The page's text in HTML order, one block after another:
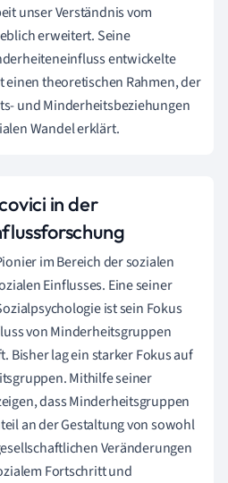
unser Verständnis vom
erweitert. Seine
entwickelte
theoretischen Rahmen, der
und Minderheitsbeziehungen
Wandel erklärt.
in der
im Bereich der sozialen
Einflusses. Eine seiner
ist sein Fokus
von Minderheitsgruppen
Bisher lag ein starker Fokus auf
Mithilfe seiner
dass Minderheitsgruppen
an der Gestaltung von sowohl
Veränderungen
Fortschritt und